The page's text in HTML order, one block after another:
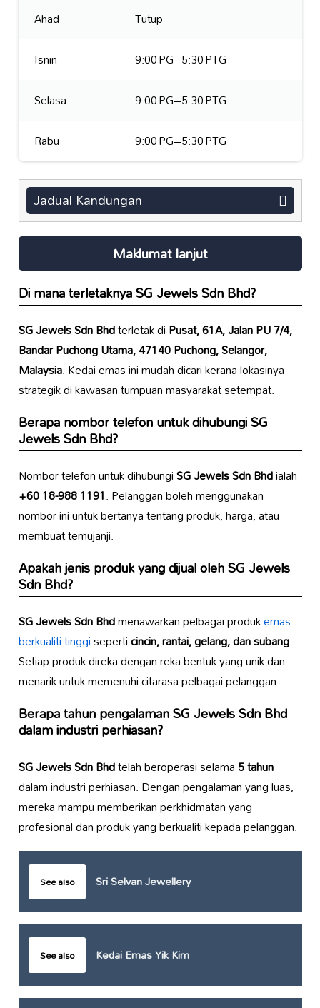
Ahad
Tutup
Isnin
9:00 PG–5:30 PTG
Selasa
9:00 PG–5:30 PTG
Rabu
9:00 PG–5:30 PTG
Jadual Kandungan
Maklumat lanjut
Di mana terletaknyaSG Jewels Sdn Bhd?
SG Jewels Sdn Bhdterletak diPusat, 61A, Jalan PU 7/4,
Bandar Puchong Utama, 47140 Puchong, Selangor,
Malaysia. Kedai emas ini mudah dicari kerana lokasinya
strategik di kawasan tumpuan masyarakat setempat.
Berapa nombor telefon untuk dihubungiSG
Jewels Sdn Bhd?
Nombor telefon untuk dihubungiSG Jewels Sdn Bhdialah
+60 18-988 1191. Pelanggan boleh menggunakan
nombor ini untuk bertanya tentang produk, harga, atau
membuat temujanji.
Apakah jenis produk yang dijual olehSG Jewels
Sdn Bhd?
SG Jewels Sdn Bhdmenawarkan pelbagai produkemas
berkualiti tinggiseperticincin, rantai, gelang, dan subang.
Setiap produk direka dengan reka bentuk yang unik dan
menarik untuk memenuhi citarasa pelbagai pelanggan.
Berapa tahun pengalamanSG Jewels Sdn Bhd
dalam industri perhiasan?
SG Jewels Sdn Bhdtelah beroperasi selama5 tahun
dalam industri perhiasan. Dengan pengalaman yang luas,
mereka mampu memberikan perkhidmatan yang
profesional dan produk yang berkualiti kepada pelanggan.
See also Sri Selvan Jewellery
See also Kedai Emas Yik Kim